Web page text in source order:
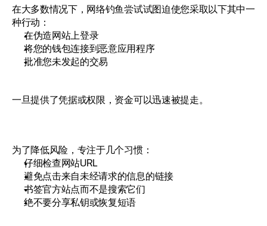
在大多数情况下，网络钓鱼尝试试图迫使您采取以下其中一
种行动：
在伪造网站上登录
将您的钱包连接到恶意应用程序
批准您未发起的交易
一旦提供了凭据或权限，资金可以迅速被提走。
为了降低风险，专注于几个习惯：
仔细检查网站URL
避免点击来自未经请求的信息的链接
书签官方站点而不是搜索它们
绝不要分享私钥或恢复短语